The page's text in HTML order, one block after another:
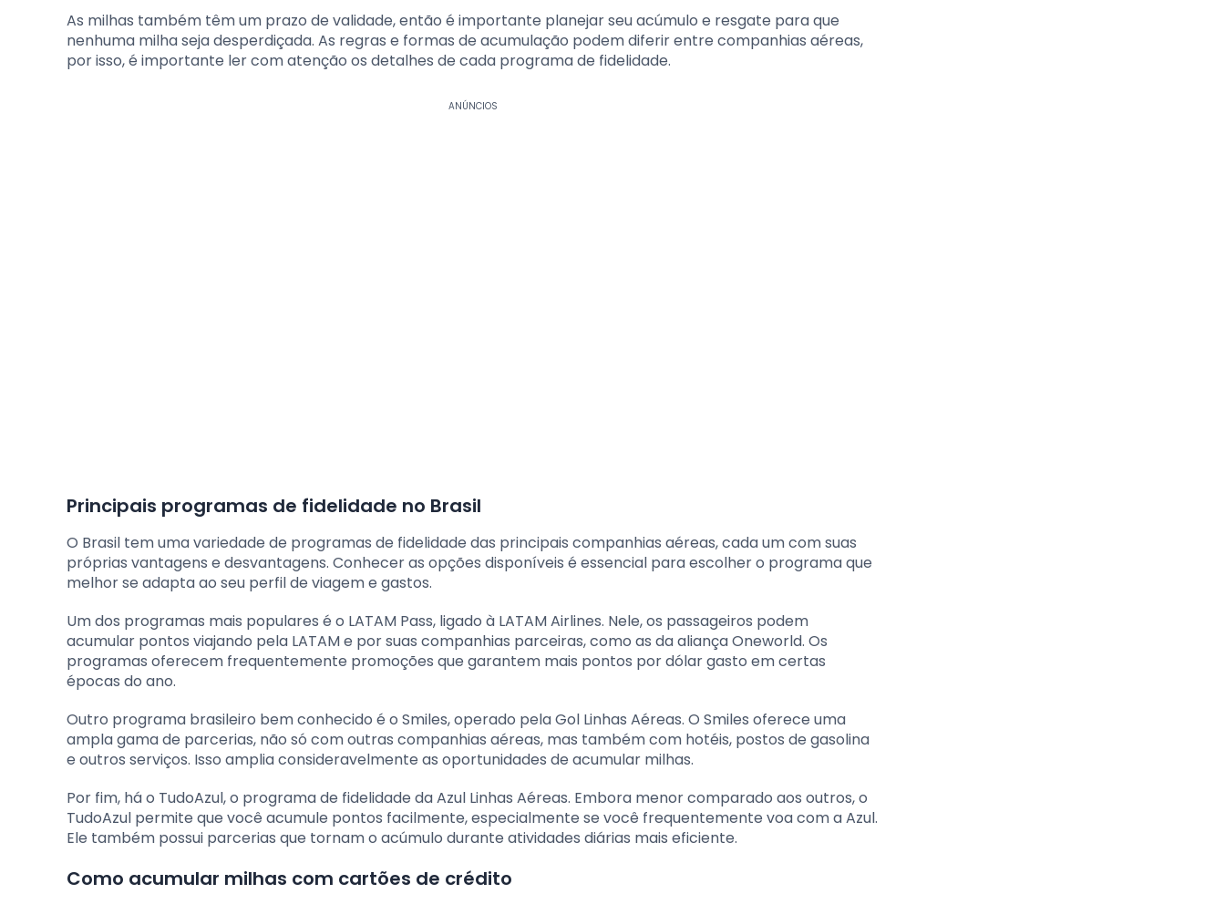
As milhas também têm um prazo de validade, então é importante planejar seu acúmulo e resgate para que
nenhuma milha seja desperdiçada. As regras e formas de acumulação podem diferir entre companhias aéreas,
por isso, é importante ler com atenção os detalhes de cada programa de fidelidade.
ANÚNCIOS
Principais programas de fidelidade no Brasil
O Brasil tem uma variedade de programas de fidelidade das principais companhias aéreas, cada um com suas
próprias vantagens e desvantagens. Conhecer as opções disponíveis é essencial para escolher o programa que
melhor se adapta ao seu perfil de viagem e gastos.
Um dos programas mais populares é o LATAM Pass, ligado à LATAM Airlines. Nele, os passageiros podem
acumular pontos viajando pela LATAM e por suas companhias parceiras, como as da aliança Oneworld. Os
programas oferecem frequentemente promoções que garantem mais pontos por dólar gasto em certas
épocas do ano.
Outro programa brasileiro bem conhecido é o Smiles, operado pela Gol Linhas Aéreas. O Smiles oferece uma
ampla gama de parcerias, não só com outras companhias aéreas, mas também com hotéis, postos de gasolina
e outros serviços. Isso amplia consideravelmente as oportunidades de acumular milhas.
Por fim, há o TudoAzul, o programa de fidelidade da Azul Linhas Aéreas. Embora menor comparado aos outros, o
TudoAzul permite que você acumule pontos facilmente, especialmente se você frequentemente voa com a Azul.
Ele também possui parcerias que tornam o acúmulo durante atividades diárias mais eficiente.
Como acumular milhas com cartões de crédito